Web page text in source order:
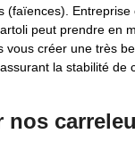
(faïences).
peut prendre en
créer une très
la stabilité de
nos